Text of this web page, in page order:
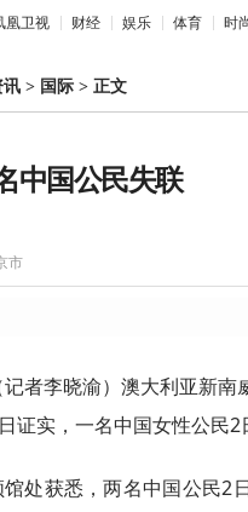
凰卫视 财经 娱乐 体育 时
讯 > 国际 > 正文
中国公民失联
市
者李晓渝）澳大利亚新
证实，一名中国女性公民2
处获悉，两名中国公民2